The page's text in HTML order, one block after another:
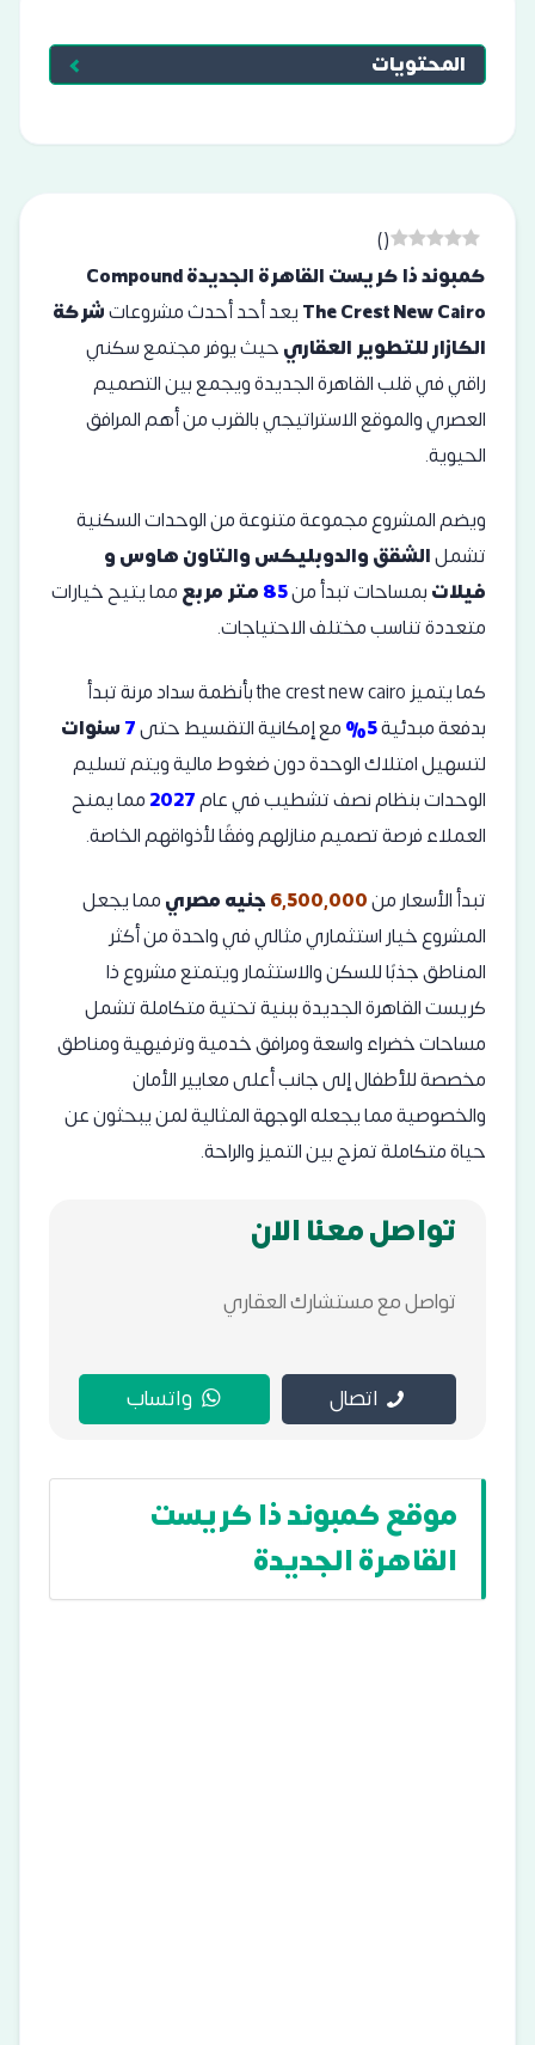
المحتويات
(
)
كمبوند ذا كريست القاهرة الجديدة Compound
The Crest New Cairoيعد أحد أحدث مشروعاتشركة
الكازار للتطوير العقاريحيث يوفر مجتمع سكني
راقي في قلب القاهرة الجديدة ويجمع بين التصميم
العصري والموقع الاستراتيجي بالقرب من أهم المرافق
الحيوية.
ويضم المشروع مجموعة متنوعة من الوحدات السكنية
تشملالشقق والدوبليكس والتاون هاوس و
فيلاتبمساحات تبدأ من85مترمربعمما يتيح خيارات
متعددة تناسب مختلف الاحتياجات.
كما يتميز the crest new cairo بأنظمة سداد مرنة تبدأ
بدفعة مبدئية5% مع إمكانية التقسيط حتى7سنوات
لتسهيل امتلاك الوحدة دون ضغوط مالية ويتم تسليم
الوحدات بنظام نصف تشطيب في عام2027مما يمنح
العملاء فرصة تصميم منازلهم وفقًا لأذواقهم الخاصة.
تبدأ الأسعار من6,500,000جنيه مصريمما يجعل
المشروع خيار استثماري مثالي في واحدة من أكثر
المناطق جذبًا للسكن والاستثمار ويتمتع مشروع ذا
كريست القاهرة الجديدة ببنية تحتية متكاملة تشمل
مساحات خضراء واسعة ومرافق خدمية وترفيهية ومناطق
مخصصة للأطفال إلى جانب أعلى معايير الأمان
والخصوصية مما يجعله الوجهة المثالية لمن يبحثون عن
حياة متكاملة تمزج بين التميز والراحة.
تواصل معنا الان
تواصل مع مستشارك العقاري
اتصال واتساب
موقع كمبوند ذا كريست
القاهرة الجديدة